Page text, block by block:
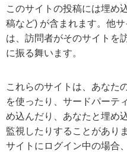
このサイトの投稿には埋め
稿など) が含まれます。他
は、訪問者がそのサイトを
に振る舞います。
これらのサイトは、あなた
を使ったり、サードパーテ
め込んだり、あなたと埋め
監視したりすることがあり
サイトにログイン中の場合